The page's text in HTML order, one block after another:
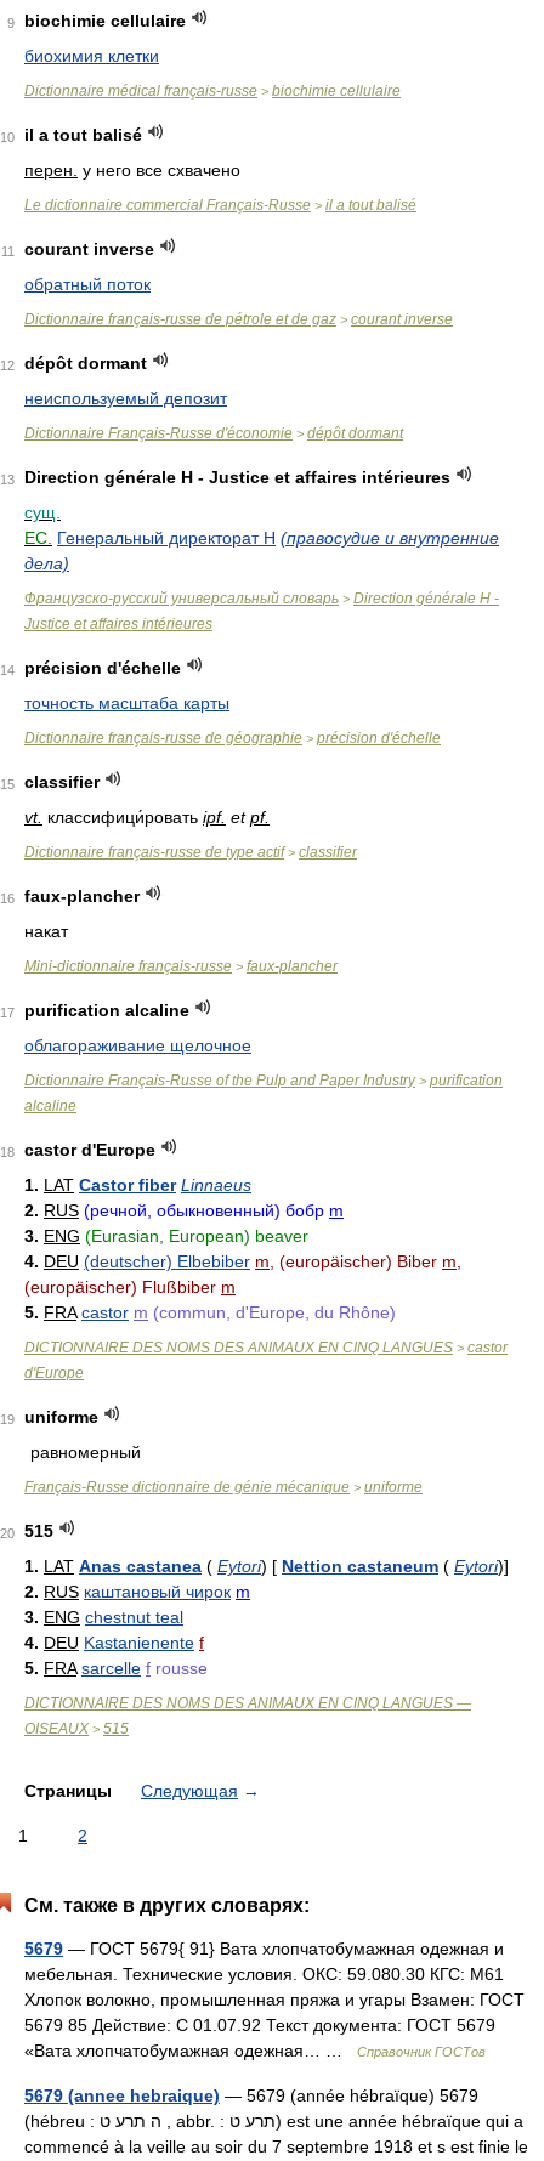
9
biochimie cellulaire
биохимия клетки
Dictionnaire médical français-russe > biochimie cellulaire
10
il a tout balisé
перен. у него все схвачено
Le dictionnaire commercial Français-Russe > il a tout balisé
11
courant inverse
обратный поток
Dictionnaire français-russe de pétrole et de gaz > courant inverse
12
dépôt dormant
неиспользуемый депозит
Dictionnaire Français-Russe d'économie > dépôt dormant
13
Direction générale H - Justice et affaires intérieures
сущ.
ЕС. Генеральный директорат Н (правосудие и внутренние
дела)
Французско-русский универсальный словарь > Direction générale H -
Justice et affaires intérieures
14
précision d'échelle
точность масштаба карты
Dictionnaire français-russe de géographie > précision d'échelle
15
classifier
vt. классифици́ровать ipf. etpf.
Dictionnaire français-russe de type actif> classifier
16
faux-plancher
накат
Mini-dictionnaire français-russe > faux-plancher
17
purification alcaline
облагораживание щелочное
Dictionnaire Français-Russe of the Pulp and Paper Industry> purification
alcaline
18
castor d'Europe
1. LAT Castor fiber Linnaeus
2. RUS (речной, обыкновенный) бобр m
3. ENG (Eurasian, European) beaver
4. DEU (deutscher) Elbebiber m , (europäischer) Biber m
(europäischer) Flußbiber m
5. FRA castor m (commun, d'Europe, du Rhône)
DICTIONNAIRE DES NOMS DES ANIMAUX EN CINQ LANGUES > castor
d'Europe
19
uniforme
равномерный
Français-Russe dictionnaire de génie mécanique > uniforme
20
515
1. LAT Anas castanea ( Eytori) [ Nettion castaneum ( Eytori)]
2. RUS каштановый чирок m
3. ENG chestnut teal
4. DEU Kastanienente f
5. FRA sarcelle f rousse
DICTIONNAIRE DES NOMS DES ANIMAUX EN CINQ LANGUES —
OISEAUX > 515
Страницы Следующая →
1 2
См. также в других словарях:
5679 — ГОСТ 5679{ 91} Вата хлопчатобумажная одежная и
мебельная. Технические условия. ОКС: 59.080.30 КГС: М61
Хлопок волокно, промышленная пряжа и угары Взамен: ГОСТ
5679 85 Действие: С 01.07.92 Текст документа: ГОСТ 5679
«Вата хлопчатобумажная одежная… …
Справочник ГОСТов
5679 (annee hebraique) — 5679 (année hébraïque) 5679
(hébreu : ה תרע ט , abbr. : תרע ט) est une année hébraïque qui a
commencé à la veille au soir du 7 septembre 1918 et s est finie le